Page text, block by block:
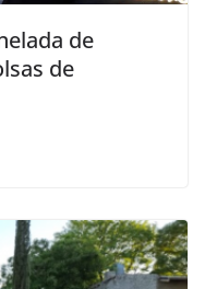
de
de